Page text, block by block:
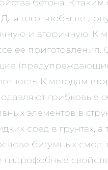
бетона. К
Для того, чтобы не
и вторичную. К
её
К методам
грибковые
элементов в
сред в грунтах,
битумных
гидрофобные